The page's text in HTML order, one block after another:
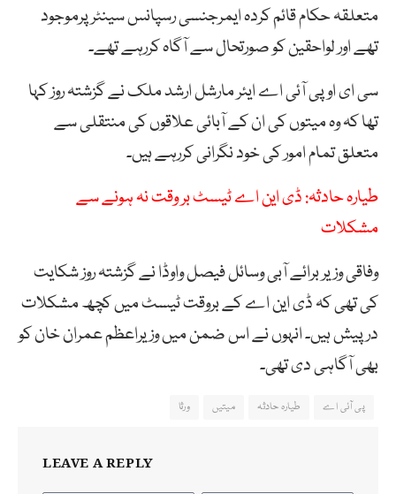
متعلقہ حکام قائم کردہ ایمرجنسی رسپانس سینٹر پرموجود
تھے اور لواحقین کو صورتحال سے آگاہ کررہے تھے۔
سی ای او پی آئی اے ایئر مارشل ارشد ملک نے گزشتہ روز کہا
تھا کہ وہ میتوں کی ان کے آبائی علاقوں کی منتقلی سے
متعلق تمام امور کی خود نگرانی کررہے ہیں۔
طیارہ حادثہ: ڈی این اے ٹیسٹ بر وقت نہ ہونے سے
مشکلات
وفاقی وزیر برائے آبی وسائل فیصل واوڈا نے گزشتہ روز شکایت
کی تھی کہ ڈی این اے کے بروقت ٹیسٹ میں کچھ مشکلات
درپیش ہیں۔ انہوں نے اس ضمن میں وزیراعظم عمران خان کو
بھی آگاہی دی تھی۔
پی آئی اے طیارہ حادثہ میتیں ورثا
LEAVE A REPLY